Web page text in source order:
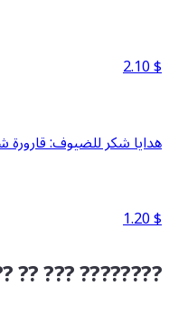
2.10$
هدايا شكر للضيوف:
1.20$
?? ??? ????????